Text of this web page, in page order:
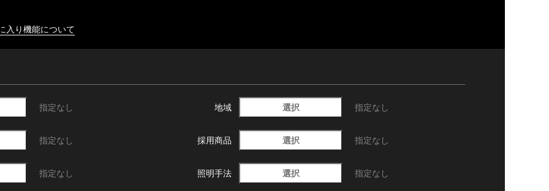
入り機能について
指定なし 地域 選択 指定なし
指定なし 採用商品 選択 指定なし
指定なし 照明手法 選択 指定なし